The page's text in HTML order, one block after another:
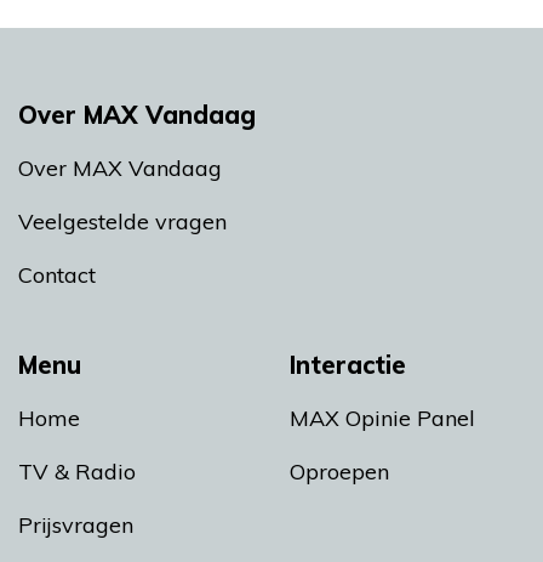
Menu
Home
TV & Radio
Prijsvragen
Interactie
MAX Opinie Panel
Oproepen
Over MAX Vandaag
Over MAX Vandaag
Veelgestelde vragen
Contact